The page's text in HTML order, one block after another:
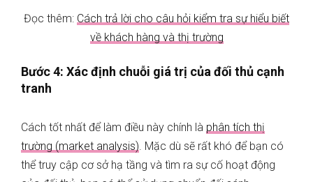
Đọc thêm: Cách trả lời cho câu hỏi kiểm tra sự hiểu biết
về khách hàng và thị trường
Bước 4: Xác định chuỗi giá trị của đối thủ cạnh
tranh
Cách tốt nhất để làm điều này chính là phân tích thị
trường (market analysis). Mặc dù sẽ rất khó để bạn có
thể truy cập cơ sở hạ tầng và tìm ra sự cố hoạt động